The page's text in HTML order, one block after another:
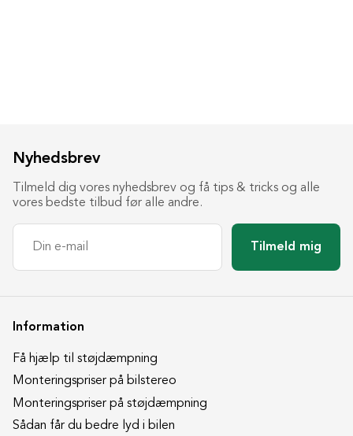
Nyhedsbrev
Tilmeld dig vores nyhedsbrev og få tips & tricks og alle
vores bedste tilbud før alle andre.
Tilmeld mig
Information
Få hjælp til støjdæmpning
Monteringspriser på bilstereo
Monteringspriser på støjdæmpning
Sådan får du bedre lyd i bilen